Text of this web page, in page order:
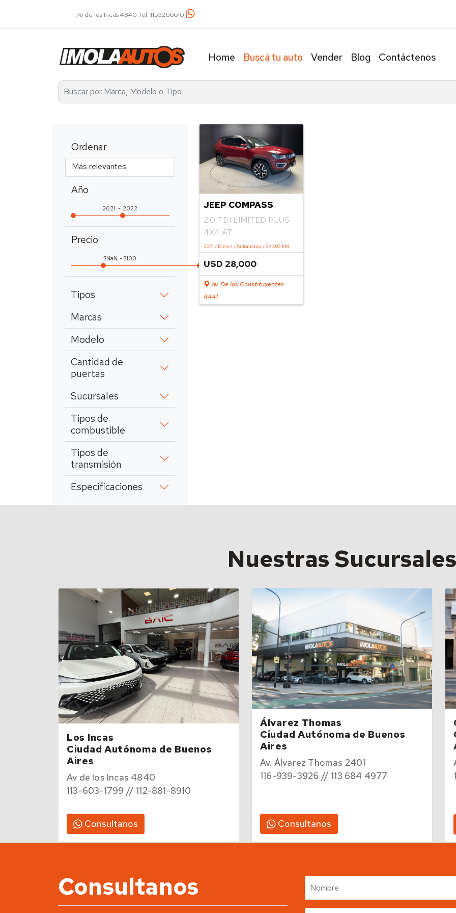
Av de los Incas 4840 Tel. 1153266610
Home Buscá tu auto Vender Blog Contáctenos
Ordenar
Año
2021 2022
Precio
NaN 100
Tipos
Marcas
Modelo
Cantidad de
puertas
Sucursales
Tipos de
combustible
Tipos de
transmisión
Especificaciones
JEEP COMPASS
2.0 TDI LIMITED PLUS
4X4 AT
2021 / Diésel / Automática / 24.000 KM
USD 28,000
Av. De los Constituyentes
4441
Nuestras Sucursales
Los Incas
Ciudad Autónoma de Buenos
Aires
Av de los Incas 4840
113-603-1799 // 112-881-8910
Consultanos
Álvarez Thomas
Ciudad Autónoma de Buenos
Aires
Av. Álvarez Thomas 2401
116-939-3926 // 113 684 4977
Consultanos
Consultanos